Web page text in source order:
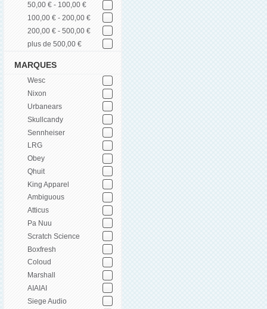
50,00 € - 100,00 €
100,00 € - 200,00 €
200,00 € - 500,00 €
plus de 500,00 €
MARQUES
Wesc
Nixon
Urbanears
Skullcandy
Sennheiser
LRG
Obey
Qhuit
King Apparel
Ambiguous
Atticus
Pa Nuu
Scratch Science
Boxfresh
Coloud
Marshall
AIAIAI
Siege Audio